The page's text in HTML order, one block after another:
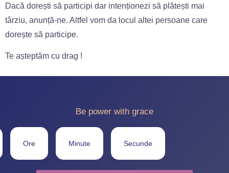
Dacă dorești să participi dar intenționezi să plătești mai
târziu, anunță-ne. Altfel vom da locul altei persoane care
dorește să participe.
Te așteptăm cu drag !
Be power with grace
Ore Minute Secunde